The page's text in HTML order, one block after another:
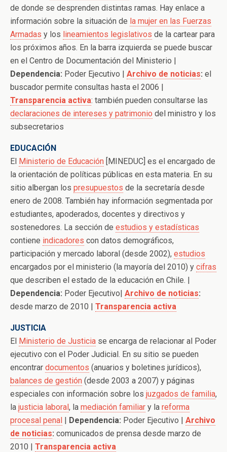
de donde se desprenden distintas ramas. Hay enlace a
información sobre la situación de la mujer en las Fuerzas
Armadas y los lineamientos legislativos de la cartear para
los próximos años. En la barra izquierda se puede buscar
en el Centro de Documentación del Ministerio |
Dependencia: Poder Ejecutivo | Archivo de noticias: el
buscador permite consultas hasta el 2006 |
Transparencia activa: también pueden consultarse las
declaraciones de intereses y patrimonio del ministro y los
subsecretarios
EDUCACIÓN
El Ministerio de Educación [MINEDUC] es el encargado de
la orientación de políticas públicas en esta materia. En su
sitio albergan los presupuestos de la secretaría desde
enero de 2008. También hay información segmentada por
estudiantes, apoderados, docentes y directivos y
sostenedores. La sección de estudios y estadísticas
contiene indicadores con datos demográficos,
participación y mercado laboral (desde 2002), estudios
encargados por el ministerio (la mayoría del 2010) y cifras
que describen el estado de la educación en Chile. |
Dependencia: Poder Ejecutivo| Archivo de noticias:
desde marzo de 2010 | Transparencia activa
JUSTICIA
El Ministerio de Justicia se encarga de relacionar al Poder
ejecutivo con el Poder Judicial. En su sitio se pueden
encontrar documentos (anuarios y boletines jurídicos),
balances de gestión (desde 2003 a 2007) y páginas
especiales con información sobre los juzgados de familia,
la justicia laboral, la mediación familiar y la reforma
procesal penal | Dependencia: Poder Ejecutivo | Archivo
de noticias: comunicados de prensa desde marzo de
2010 | Transparencia activa